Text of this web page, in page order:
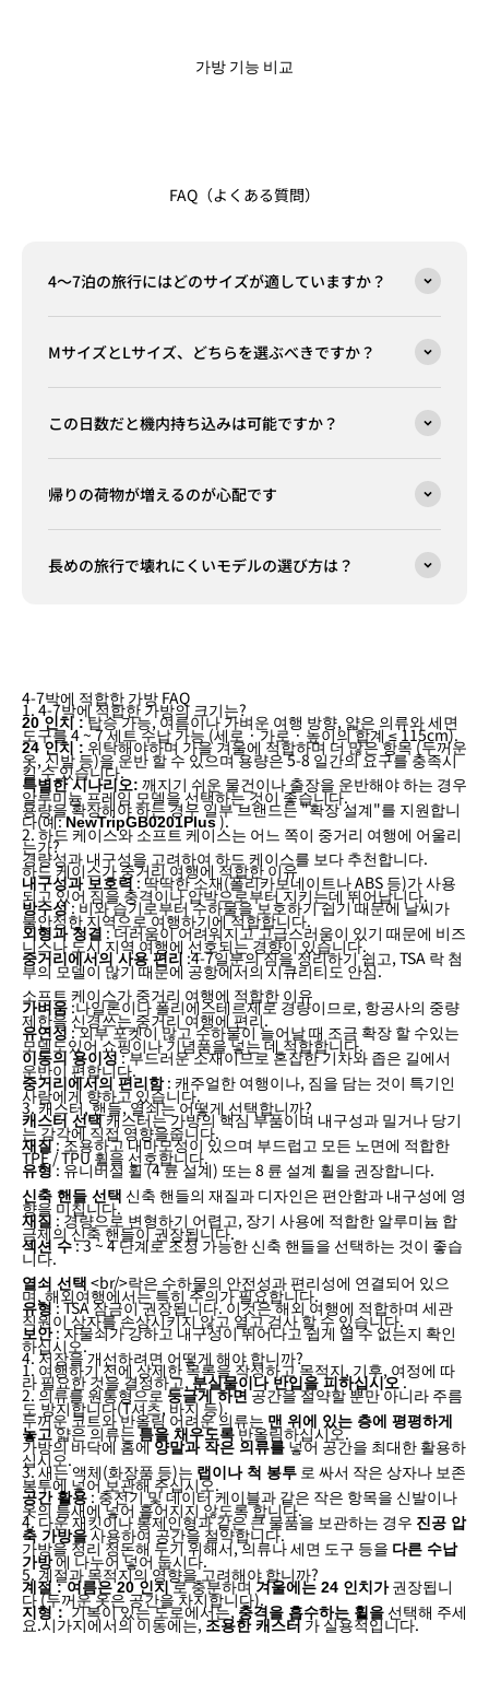
가방 기능 비교
FAQ（よくある質問）
4～7泊の旅行にはどのサイズが適していますか？
MサイズとLサイズ、どちらを選ぶべきですか？
この日数だと機内持ち込みは可能ですか？
帰りの荷物が増えるのが心配です
長めの旅行で壊れにくいモデルの選び方は？
4-7박에 적합한 가방 FAQ
1. 4-7박에 적합한 가방의 크기는?
20 인치 :탑승 가능, 여름이나 가벼운 여행 방향, 얇은 의류와 세면
도구를 4 ~ 7 세트 수납 가능 (세로 · 가로 · 높이의 합계 ≤ 115cm).
24 인치 : 위탁해야하며 가을 겨울에 적합하며 더 많은 항목 (두꺼운
옷, 신발 등)을 운반 할 수 있으며 용량은 5-8 일간의 요구를 충족시
킬 수 있습니다.
특별한 시나리오: 깨지기 쉬운 물건이나 출장을 운반해야 하는 경우
알루미늄 프레임 모델을 선택하는 것이 좋습니다.
용량을 확장해야 하는 경우 일부 브랜드는 "확장 설계"를 지원합니
다(예:NewTripGB0201Plus).
2. 하드 케이스와 소프트 케이스는 어느 쪽이 중거리 여행에 어울리
는가?
경량성과 내구성을 고려하여 하드 케이스를 보다 추천합니다.
하드 케이스가 중거리 여행에 적합한 이유
내구성과 보호력: 딱딱한 소재(폴리카보네이트나 ABS 등)가 사용
되고 있어 짐을 충격이나 압박으로부터 지키는데 뛰어납니다.
방수성: 비와 습기로부터 수하물을 보호하기 쉽기 때문에 날씨가
불안정한 지역으로 여행하기에 적합합니다.
외형과 청결 : 더러움이 어려워지고 고급스러움이 있기 때문에 비즈
니스나 도시 지역 여행에 선호되는 경향이 있습니다.
중거리에서의 사용 편리 :4-7일분의 짐을 정리하기 쉽고, TSA 락 첨
부의 모델이 많기 때문에 공항에서의 시큐리티도 안심.
소프트 케이스가 중거리 여행에 적합한 이유
가벼움 :나일론이나 폴리에스테르제로 경량이므로, 항공사의 중량
제한을 신경쓰는 중거리 여행에 편리.
유연성 : 외부 포켓이 많고 수하물이 늘어날 때 조금 확장 할 수있는
모델도있어 쇼핑이나 기념품을 넣는 데 적합합니다.
이동의 용이성: 부드러운 소재이므로 혼잡한 기차와 좁은 길에서
운반이 편합니다.
중거리에서의 편리함: 캐주얼한 여행이나, 짐을 담는 것이 특기인
사람에게 향하고 있습니다.
3. 캐스터, 핸들, 열쇠는 어떻게 선택합니까?
캐스터 선택캐스터는 가방의 핵심 부품이며 내구성과 밀거나 당기
는 감각에 직접 영향을줍니다.
재질: 조용하고 내마모성이 있으며 부드럽고 모든 노면에 적합한
TPE / TPU 휠을 선호합니다.
유형: 유니버설 휠 (4 륜 설계) 또는 8 륜 설계 휠을 권장합니다.
신축 핸들 선택 신축 핸들의 재질과 디자인은 편안함과 내구성에 영
향을 미칩니다.
재질 : 경량으로 변형하기 어렵고, 장기 사용에 적합한 알루미늄 합
금제의 신축 핸들이 권장됩니다.
섹션 수: 3 ~ 4 단계로 조정 가능한 신축 핸들을 선택하는 것이 좋습
니다.
열쇠 선택 <br/>락은 수하물의 안전성과 편리성에 연결되어 있으
며, 해외여행에서는 특히 주의가 필요합니다.
유형: TSA 잠금이 권장됩니다. 이것은 해외 여행에 적합하며 세관
직원이 상자를 손상시키지 않고 열고 검사 할 수 있습니다.
보안: 자물쇠가 강하고 내구성이 뛰어나고 쉽게 열 수 없는지 확인
하십시오.
4. 저장을 개선하려면 어떻게 해야 합니까?
1. 여행하기 전에 상세한 목록을 작성하고 목적지, 기후, 여정에 따
라 필요한 것을 결정하고,분실물이나 반입을 피하십시오.
2. 의류를 원통형으로둥글게 하면 공간을 절약할 뿐만 아니라 주름
도 방지합니다(T셔츠, 바지 등).
두꺼운 코트와 반올림 어려운 의류는 맨 위에 있는 층에 평평하게
놓고얇은 의류는틈을 채우도록반올림하십시오.
가방의 바닥에 홈에양말과 작은 의류를넣어 공간을 최대한 활용하
십시오.
3. 새는 액체(화장품 등)는 랩이나 척 봉투 로 싸서 작은 상자나 보존
봉투에 넣어 보관해 주십시오.
공간 활용: 충전기 및 데이터 케이블과 같은 작은 항목을 신발이나
옷의 틈새에 넣어 흩어지지 않도록 합니다.
4. 다운 재킷이나 봉제인형과 같은 큰 물품을 보관하는 경우 진공 압
축 가방을사용하여 공간을 절약합니다.
가방을 정리 정돈해 두기 위해서, 의류나 세면 도구 등을 다른 수납
가방에 나누어 넣어 둡시다.
5. 계절과 목적지의 영향을 고려해야 합니까?
계절 : 여름은 20 인치 로 충분하며겨울에는 24 인치가권장됩니
다 (두꺼운 옷은 공간을 차지합니다).
지형： 기복이 있는 도로에서는,충격을 흡수하는 휠을선택해 주세
요.시가지에서의 이동에는,조용한 캐스터 가 실용적입니다.